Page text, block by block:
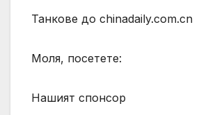
Танкове до chinadaily.com.cn
Моля, посетете:
Нашият спонсор